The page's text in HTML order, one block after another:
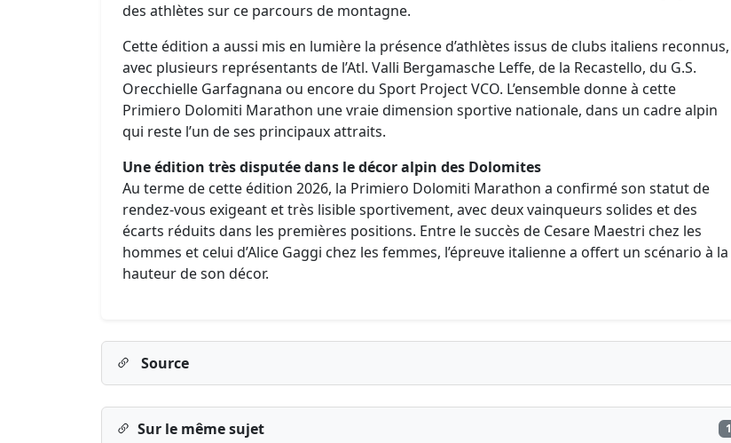
des athlètes sur ce parcours de montagne.
Cette édition a aussi mis en lumière la présence d’athlètes issus de clubs italiens reconnus,
avec plusieurs représentants de l’Atl. Valli Bergamasche Leffe, de la Recastello, du G.S.
Orecchielle Garfagnana ou encore du Sport Project VCO. L’ensemble donne à cette
Primiero Dolomiti Marathon une vraie dimension sportive nationale, dans un cadre alpin
qui reste l’un de ses principaux attraits.
Une édition très disputée dans le décor alpin des Dolomites
Au terme de cette édition 2026, la Primiero Dolomiti Marathon a confirmé son statut de
rendez-vous exigeant et très lisible sportivement, avec deux vainqueurs solides et des
écarts réduits dans les premières positions. Entre le succès de Cesare Maestri chez les
hommes et celui d’Alice Gaggi chez les femmes, l’épreuve italienne a offert un scénario à la
hauteur de son décor.
Source
Sur le même sujet 1